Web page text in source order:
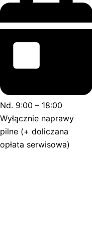
Nd. 9:00 – 18:00
Wyłącznie naprawy
pilne (+ doliczana
opłata serwisowa)